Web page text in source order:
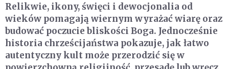
Relikwie, ikony, święci i dewocjonalia od
wieków pomagają wiernym wyrażać wiarę oraz
budować poczucie bliskości Boga. Jednocześnie
historia chrześcijaństwa pokazuje, jak łatwo
autentyczny kult może przerodzić się w